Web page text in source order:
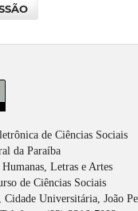
de Ciências Sociais
da Paraíba
Letras e Artes
de Ciências Sociais
Universitária, João